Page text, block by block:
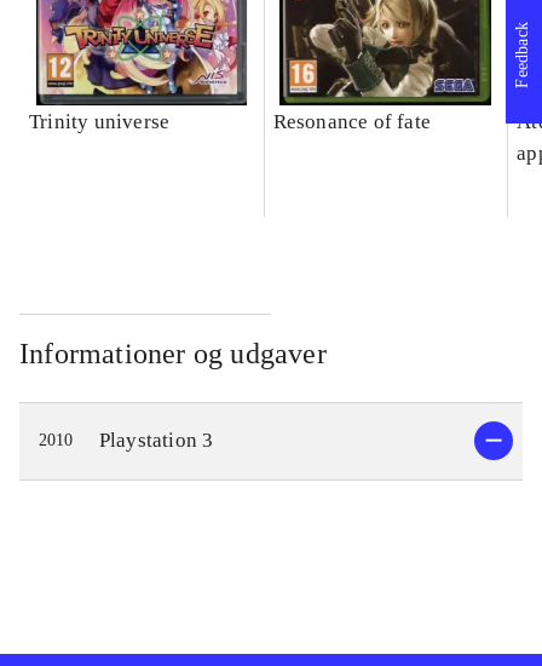
Trinity universe Resonance of fate
Informationer og udgaver
2010 Playstation 3
Feedback